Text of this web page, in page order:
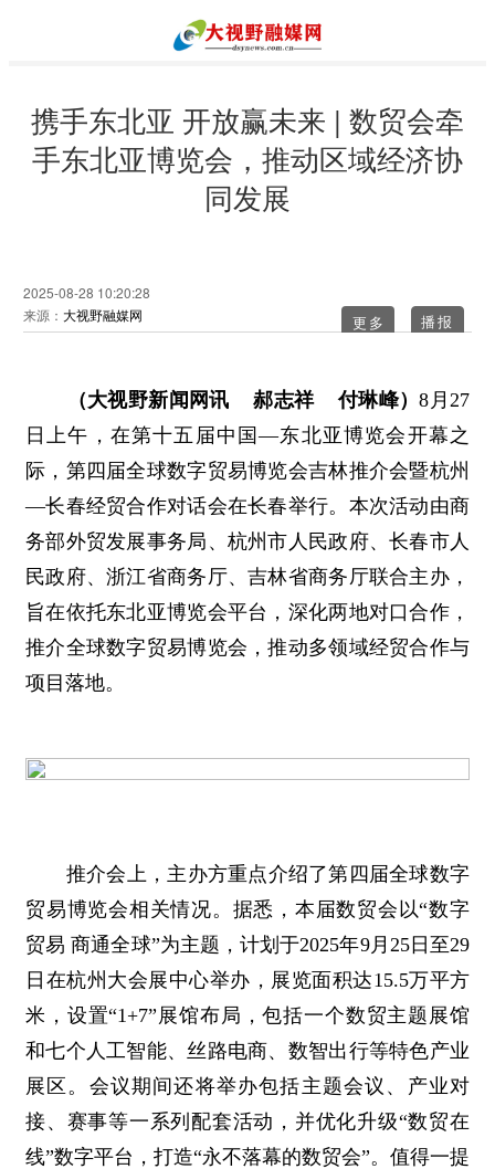
携手东北亚 开放赢未来 | 数贸会牵
手东北亚博览会，推动区域经济协
同发展
2025-08-28 10:20:28
来源： 大视野融媒网 更多
（大视野新闻网讯 郝志祥 付琳峰）8月27
日上午，在第十五届中国—东北亚博览会开幕之
际，第四届全球数字贸易博览会吉林推介会暨杭州
—长春经贸合作对话会在长春举行。本次活动由商
务部外贸发展事务局、杭州市人民政府、长春市人
民政府、浙江省商务厅、吉林省商务厅联合主办，
旨在依托东北亚博览会平台，深化两地对口合作，
推介全球数字贸易博览会，推动多领域经贸合作与
项目落地。
推介会上，主办方重点介绍了第四届全球数字
贸易博览会相关情况。据悉，本届数贸会以“数字
贸易 商通全球”为主题，计划于2025年9月25日至29
日在杭州大会展中心举办，展览面积达15.5万平方
米，设置“1+7”展馆布局，包括一个数贸主题展馆
和七个人工智能、丝路电商、数智出行等特色产业
展区。会议期间还将举办包括主题会议、产业对
接、赛事等一系列配套活动，并优化升级“数贸在
线”数字平台，打造“永不落幕的数贸会”。值得一提